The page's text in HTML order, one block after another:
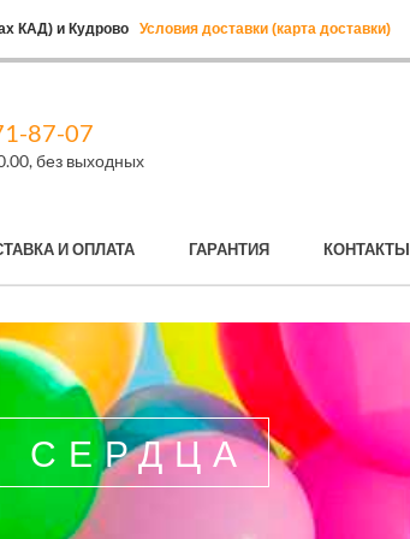
КАД) и Кудрово Условия доставки (карта доставки)
87-07
без выходных
И ОПЛАТА ГАРАНТИЯ КОНТАКТЫ
СЕРДЦА